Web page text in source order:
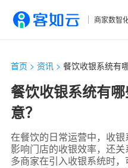
商家数智
首页 > 资讯> 餐饮收银系统有
餐饮收银系统有
意？
在餐饮的日常运营中，收
影响门店的收银效率，还
多商家在引入收银系统时